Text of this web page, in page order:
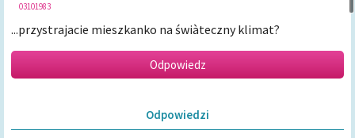
03101983
...przystrajacie mieszkanko na świàteczny klimat?
Odpowiedzi